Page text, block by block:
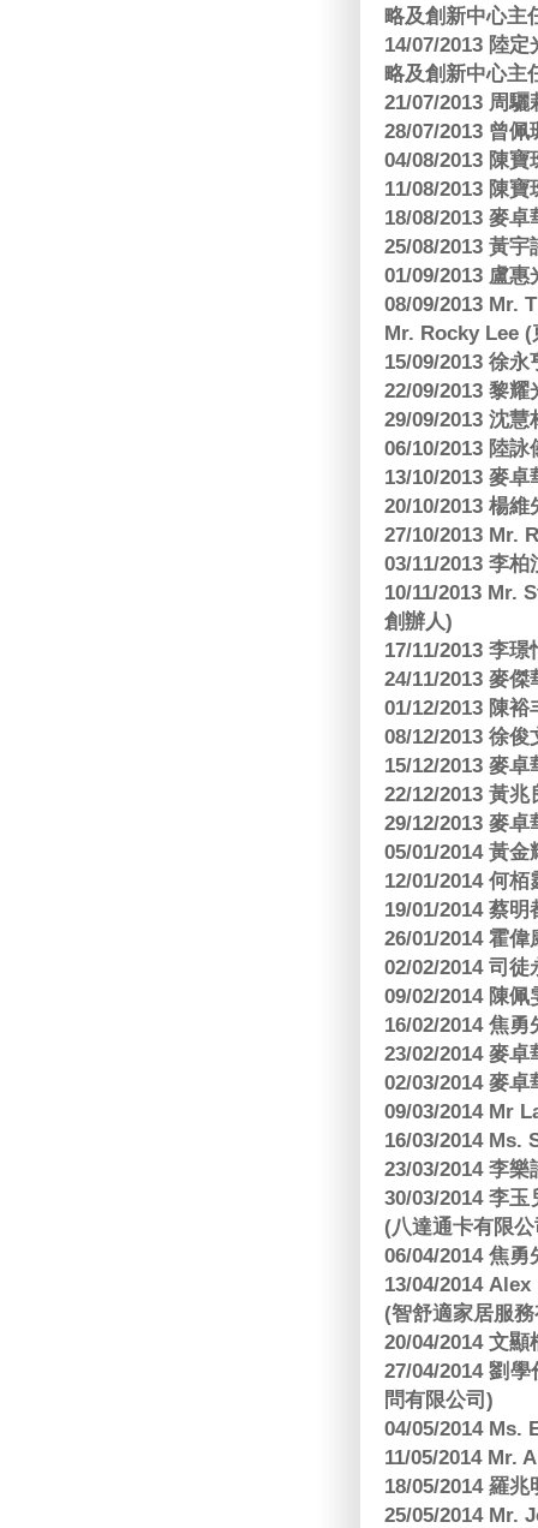
略及創新中心主
14/07/2013 陸
略及創新中心主
21/07/2013 周
28/07/2013 曾
04/08/2013 陳
11/08/2013 陳
18/08/2013 麥
25/08/2013 黃
01/09/2013 盧
08/09/2013 Mr.
Mr. Rocky Lee
15/09/2013 徐
22/09/2013 黎
29/09/2013 沈
06/10/2013 陸
13/10/2013 麥
20/10/2013 楊
27/10/2013 Mr.
03/11/2013 李
10/11/2013 Mr.
創辦人)
17/11/2013 李
24/11/2013 麥
01/12/2013 陳
08/12/2013 徐
15/12/2013 麥
22/12/2013 黃
29/12/2013 麥
05/01/2014 黃
12/01/2014 何
19/01/2014 蔡
26/01/2014 霍
02/02/2014 司
09/02/2014 陳
16/02/2014 焦
23/02/2014 麥
02/03/2014 麥
09/03/2014 Mr
16/03/2014 Ms.
23/03/2014 李
30/03/2014 李
(八達通卡有限
06/04/2014 焦
13/04/2014
(智舒適家居服
20/04/2014 文
27/04/2014 劉
問有限公司)
04/05/2014 Ms.
11/05/2014 Mr.
18/05/2014 羅
25/05/2014 Mr.